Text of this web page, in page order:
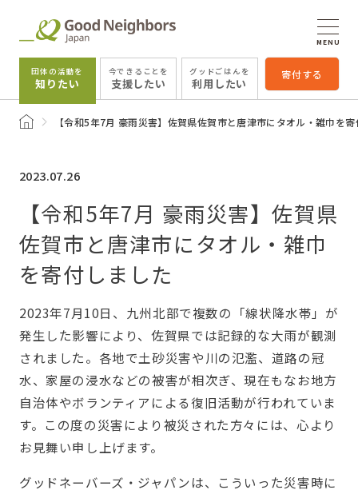
団体の活動を
知りたい
今できることを
支援したい
グッドごはんを
利用したい
寄付する
MENU
トップページ【令和5年7月 豪雨災害】佐賀県佐賀市と唐津市にタオル・雑巾を
2023.07.26
【令和5年7月 豪雨災害】佐賀県
佐賀市と唐津市にタオル・雑巾
を寄付しました
2023年7月10日、九州北部で複数の「線状降水帯」が
発生した影響により、佐賀県では記録的な大雨が観測
されました。各地で土砂災害や川の氾濫、道路の冠
水、家屋の浸水などの被害が相次ぎ、現在もなお地方
自治体やボランティアによる復旧活動が行われていま
す。この度の災害により被災された方々には、心より
お見舞い申し上げます。
グッドネーバーズ・ジャパンは、こういった災害時に